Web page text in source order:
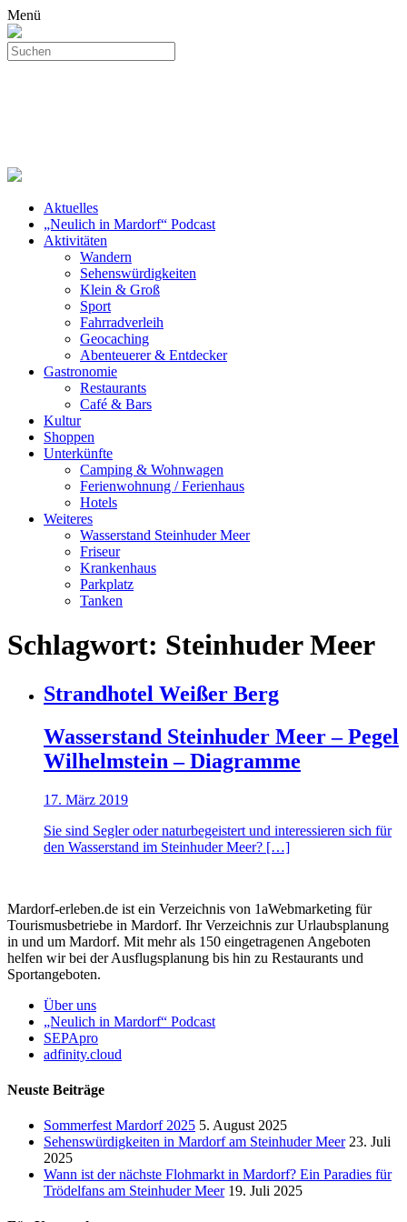
Menü
Aktuelles
„Neulich in Mardorf“ Podcast
Aktivitäten
Wandern
Sehenswürdigkeiten
Klein & Groß
Sport
Fahrradverleih
Geocaching
Abenteuerer & Entdecker
Gastronomie
Restaurants
Café & Bars
Kultur
Shoppen
Unterkünfte
Camping & Wohnwagen
Ferienwohnung / Ferienhaus
Hotels
Weiteres
Wasserstand Steinhuder Meer
Friseur
Krankenhaus
Parkplatz
Tanken
Schlagwort: Steinhuder Meer
Strandhotel Weißer Berg
Wasserstand Steinhuder Meer – Pegel
Wilhelmstein – Diagramme
17. März 2019
Sie sind Segler oder naturbegeistert und interessieren sich für
den Wasserstand im Steinhuder Meer? […]
Mardorf-erleben.de ist ein Verzeichnis von 1aWebmarketing für
Tourismusbetriebe in Mardorf. Ihr Verzeichnis zur Urlaubsplanung
in und um Mardorf. Mit mehr als 150 eingetragenen Angeboten
helfen wir bei der Ausflugsplanung bis hin zu Restaurants und
Sportangeboten.
Über uns
„Neulich in Mardorf“ Podcast
SEPApro
adfinity.cloud
Neuste Beiträge
Sommerfest Mardorf 2025 5. August 2025
Sehenswürdigkeiten in Mardorf am Steinhuder Meer 23. Juli
2025
Wann ist der nächste Flohmarkt in Mardorf? Ein Paradies für
Trödelfans am Steinhuder Meer 19. Juli 2025